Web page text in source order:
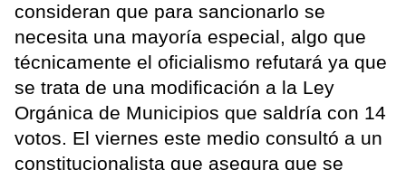
consideran que para sancionarlo se
necesita una mayoría especial, algo que
técnicamente el oficialismo refutará ya que
se trata de una modificación a la Ley
Orgánica de Municipios que saldría con 14
votos. El viernes este medio consultó a un
constitucionalista que asegura que se